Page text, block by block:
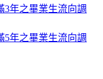
3年之畢業生流向調
5年之畢業生流向調